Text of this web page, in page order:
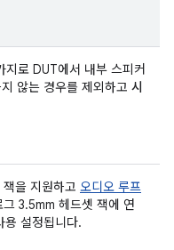
로 DUT에서 내부 스피커
않는 경우를 제외하고 시
을 지원하고 오디오 루프
3.5mm 헤드셋 잭에 연
용 설정됩니다.